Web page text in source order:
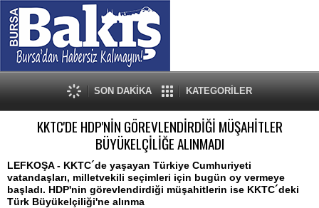
SON DAKİKA KATEGORİLER
KKTC'DE HDP'NİN GÖREVLENDİRDİĞİ MÜŞAHİTLER
BÜYÜKELÇİLİĞE ALINMADI
LEFKOŞA - KKTC´de yaşayan Türkiye Cumhuriyeti
vatandaşları, milletvekili seçimleri için bugün oy vermeye
başladı. HDP'nin görevlendirdiği müşahitlerin ise KKTC´deki
Türk Büyükelçiliği'ne alınma